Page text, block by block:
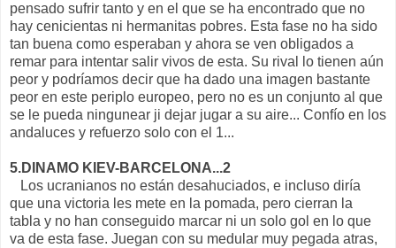
pensado sufrir tanto y en el que se ha encontrado que no
hay cenicientas ni hermanitas pobres. Esta fase no ha sido
tan buena como esperaban y ahora se ven obligados a
remar para intentar salir vivos de esta. Su rival lo tienen aún
peor y podríamos decir que ha dado una imagen bastante
peor en este periplo europeo, pero no es un conjunto al que
se le pueda ningunear ji dejar jugar a su aire... Confío en los
andaluces y refuerzo solo con el 1...
5.DINAMO KIEV-BARCELONA...2
Los ucranianos no están desahuciados, e incluso diría
que una victoria les mete en la pomada, pero cierran la
tabla y no han conseguido marcar ni un solo gol en lo que
va de esta fase. Juegan con su medular muy pegada atras,